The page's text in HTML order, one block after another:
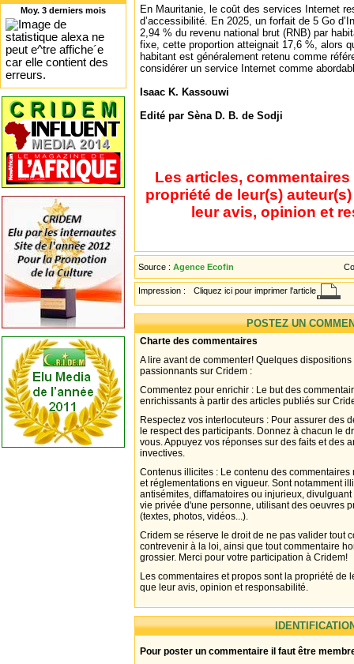
Moy. 3 derniers mois
En Mauritanie, le coût des services Internet
d’accessibilité. En 2025, un forfait de 5 Go
2,94 % du revenu national brut (RNB) par
fixe, cette proportion atteignait 17,6 %, alors
habitant est généralement retenu comme
considérer un service Internet comme
Isaac K. Kassouwi
Edité par Sèna D. B. de Sodji
Les articles,
propriété de leur(s)
leur avis, opinion et
Source : Agence Ecofin
Impression : Cliquez ici pour imprimer l'article
POSTEZ UN
Charte des commentaires
A lire avant de commenter! Quelques
passionnants sur Cridem :
Commentez pour enrichir : Le but des
enrichissants à partir des articles publiés sur
Respectez vos interlocuteurs : Pour assurer des
le respect des participants. Donnez à chacun le
vous. Appuyez vos réponses sur des faits et des
invectives.
Contenus illicites : Le contenu des
et réglementations en vigueur. Sont notamment
antisémites, diffamatoires ou injurieux,
vie privée d'une personne, utilisant des oeuvres
(textes, photos, vidéos...).
Cridem se réserve le droit de ne pas valider tout
contrevenir à la loi, ainsi que tout commentaire
grossier. Merci pour votre participation à Cridem!
Les commentaires et propos sont la propriété de
que leur avis, opinion et responsabilité.
Pour poster un commentaire il faut être